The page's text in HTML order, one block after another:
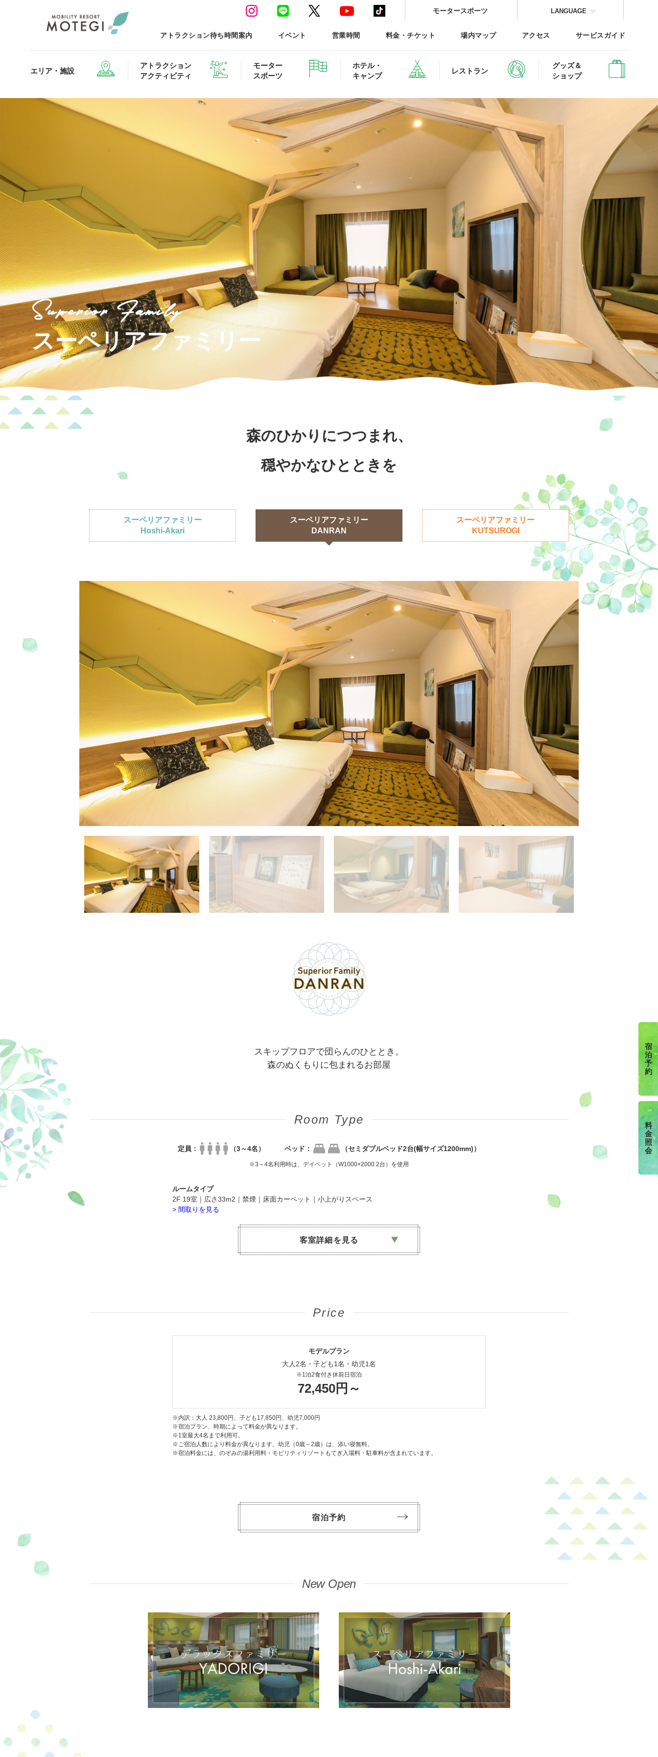
モータースポーツ LANGUAGE
アトラクション待ち時間案内 イベント 営業時間 料金・チケット 場内マップ アクセス サービスガイド
エリア・施設
アトラクション
アクティビティ
モーター
スポーツ
ホテル・
キャンプ
レストラン
グッズ＆
ショップ
パーク ハローウッズ 森と星空のキャンプヴィレッジ ホテル
モータースポーツ ホンダコレクションホール 交通教育センターもてぎ
アトラクション・アクティビティTOP
森感覚アスレチック DOKIDOKI 迷宮森殿 ITADAKI 巨大ネットの森 SUMIKA
空のアスレチックひろば KONOMI アクティビティ（自然体験・キャンプ）
クルマ＆
バイクのアトラクション
大人も楽しめるレーシングカート 森の空中散歩（ジップライン）
モータースポーツTOP
MotoGP™
もてぎ2&4レース 全日本ロードレース スーパー耐久
アジアロードレース選手権 全日本カート サーキットを走る（走行体験・レース参戦・スクール）
もて耐
もてぎロードレース
ホテル・グランピング ご予約
プレミアムステイルーム スーペリアファミリー
のぞみの湯
森のレストラン MARCHERANT
森と星空のキャンプヴィレッジTOP
グランピング ログキャビン・林間サイト
BBQ 期間限定スペシャルプラン
アクティビティ（自然体験・キャン
プ）
カフェテリア オーク 森のジェラテリア ROCCO 森のキッチン どんぐり
グランツーリスモカフェ
グッズ・ショップ情報 オンラインショップ
宿
泊
予
約
料
金
照
会
Superior Family
スーペリアファミリー
森のひかりにつつまれ、
穏やかなひとときを
スーペリアファミリー
Hoshi-Akari
スーペリアファミリー
DANRAN
スーペリアファミリー
KUTSUROGI
1台）
スキップフロアで団らんのひととき。
森のぬくもりに包まれるお部屋
Room Type
定員： （3～4名） ベッド： （セミダブルベッド2台(幅サイズ1200mm)）
※3～4名利用時は、デイベット（W1000×2000 2台）を使用
ルームタイプ
2F 19室｜広さ33m2｜禁煙｜床面カーペット｜小上がりスペース
> 間取りを見る
客室詳細を見る
電気ケトル｜セーフティボックス｜加湿空気清浄機｜電話｜無料Wi-fi
トンセット｜綿棒｜クレンジング｜化粧水｜乳液
Price
モデルプラン
大人2名・子ども1名・幼児1名
※1泊2食付き休前日宿泊
72,450円～
※内訳：大人 23,800円、子ども17,850円、幼児7,000円
※宿泊プラン、時期によって料金が異なります。
※1室最大4名まで利用可。
※ご宿泊人数により料金が異なります。幼児（0歳～2歳）は、添い寝無料。
※宿泊料金には、のぞみの湯利用料・モビリティリゾートもてぎ入場料・駐車料が含まれています。
宿泊予約
定
New Open